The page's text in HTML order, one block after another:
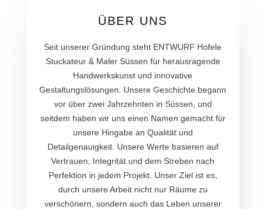
ÜBER UNS
Seit unserer Gründung steht ENTWURF Hofele
Stuckateur & Maler Süssen für herausragende
Handwerkskunst und innovative
Gestaltungslösungen. Unsere Geschichte begann
vor über zwei Jahrzehnten in Süssen, und
seitdem haben wir uns einen Namen gemacht für
unsere Hingabe an Qualität und
Detailgenauigkeit. Unsere Werte basieren auf
Vertrauen, Integrität und dem Streben nach
Perfektion in jedem Projekt. Unser Ziel ist es,
durch unsere Arbeit nicht nur Räume zu
verschönern, sondern auch das Leben unserer